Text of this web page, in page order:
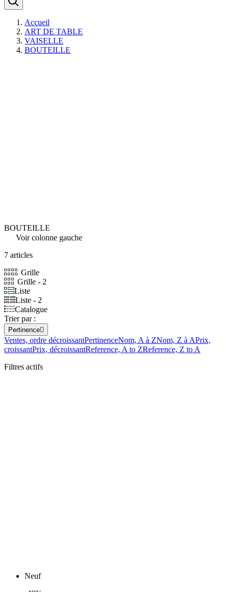
Accueil
ART DE TABLE
VAISELLE
BOUTEILLE
BOUTEILLE
Voir colonne gauche
7 articles
Grille
Grille - 2
Liste
Liste - 2
Catalogue
Trier par :
Pertinence
Ventes, ordre décroissantPertinenceNom, A à ZNom, Z à APrix,
croissantPrix, décroissantReference, A to ZReference, Z to A
Filtres actifs
Neuf